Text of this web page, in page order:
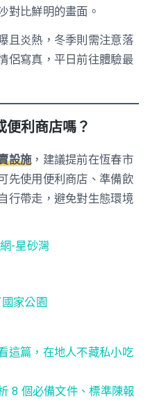
對比鮮明的畫面。
且炎熱，冬季則需注意落
侶寫真，平日前往體驗最
便利商店嗎？
設施，建議提前在恆春市
先使用便利商店、準備飲
行帶走，避免對生態環境
-星砂灣
家公園
這篇，在地人不藏私小吃
8 個必備文件、標準陳報